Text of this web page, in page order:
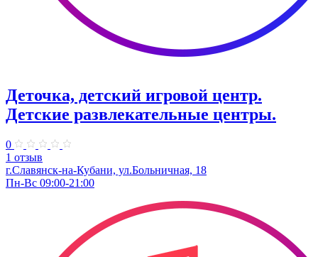
Деточка, детский игровой центр.
Детские развлекательные центры.
0
1 отзыв
г.Славянск-на-Кубани, ул.Больничная, 18
Пн-Вс 09:00-21:00